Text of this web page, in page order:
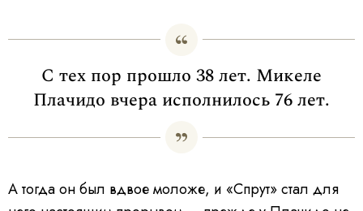
С тех пор прошло 38 лет. Микеле
Плачидо вчера исполнилось 76 лет.
А тогда он был вдвое моложе, и «Спрут» стал для